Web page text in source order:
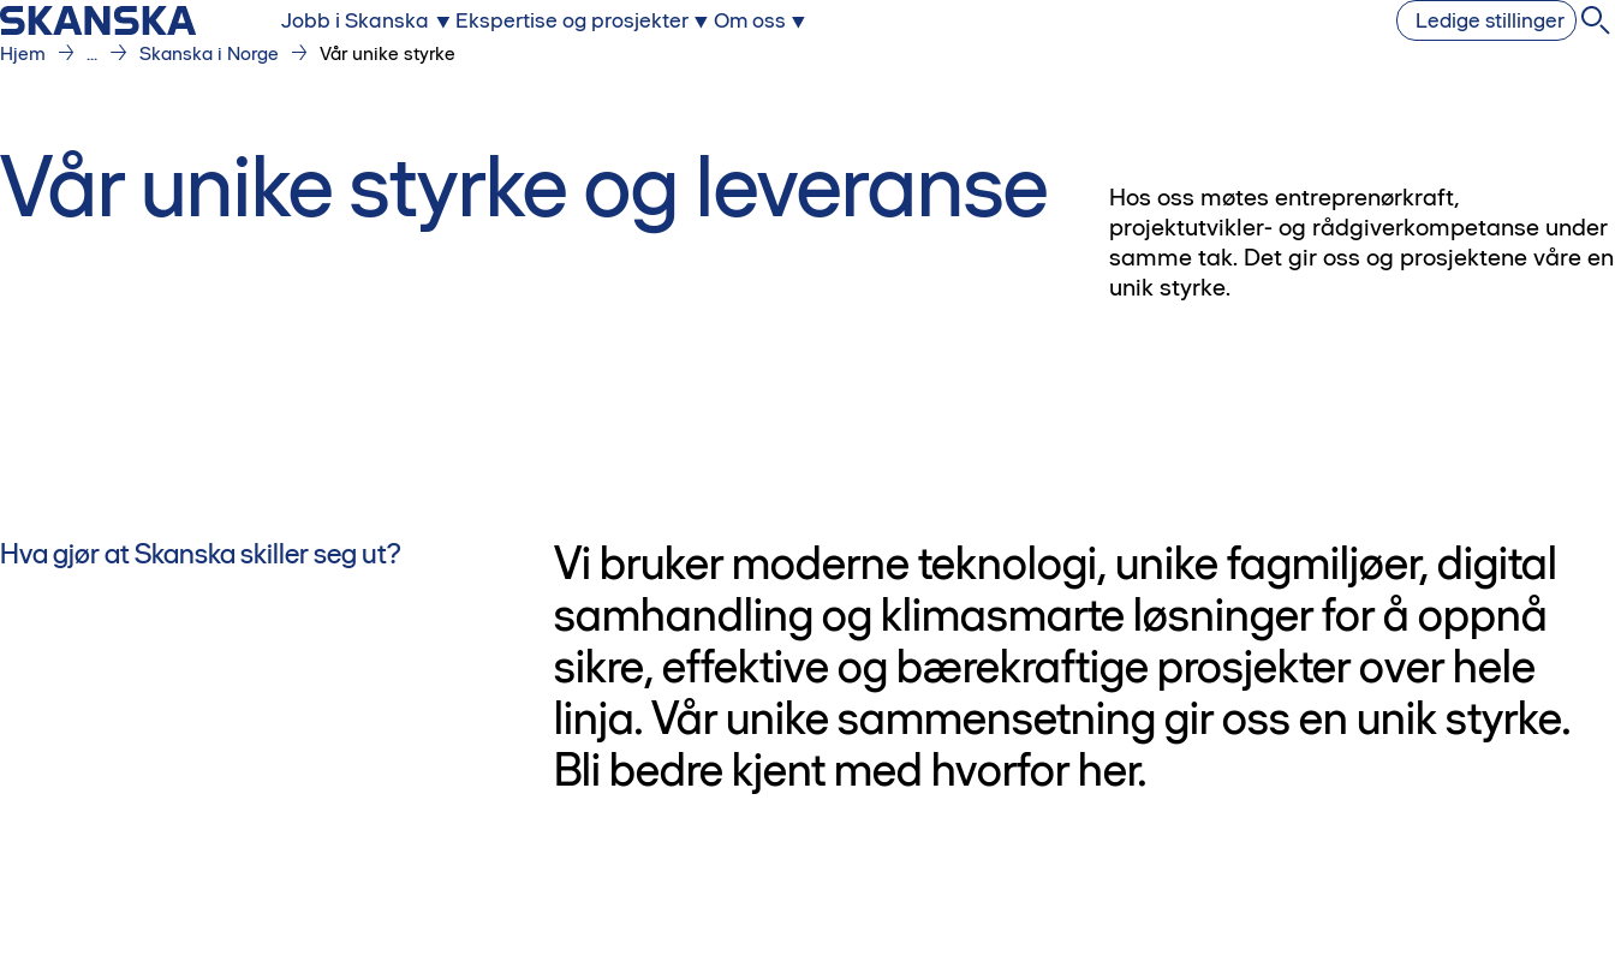
Jobb i Skanska Ekspertise og prosjekter Om oss Ledige stillinger
Hjem ... Skanska i Norge Vår unike styrke
Vår unike styrke og leveranse
Hos oss møtes entreprenørkraft,
projektutvikler- og rådgiverkompetanse under
samme tak. Det gir oss og prosjektene våre en
unik styrke.
Hva gjør at Skanska skiller seg ut?
Vi bruker moderne teknologi, unike fagmiljøer, digital
samhandling og klimasmarte løsninger for å oppnå
sikre, effektive og bærekraftige prosjekter over hele
linja. Vår unike sammensetning gir oss en unik styrke.
Bli bedre kjent med hvorfor her.